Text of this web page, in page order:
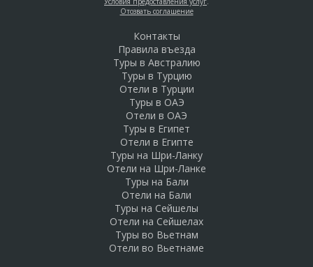
Отозвать соглашение
Контакты
Правила въезда
Туры в Австралию
Туры в Турцию
Отели в Турции
Туры в ОАЭ
Отели в ОАЭ
Туры в Египет
Отели в Египте
Туры на Шри-Ланку
Отели на Шри-Ланке
Туры на Бали
Отели на Бали
Туры на Сейшелы
Отели на Сейшелах
Туры во Вьетнам
Отели во Вьетнаме